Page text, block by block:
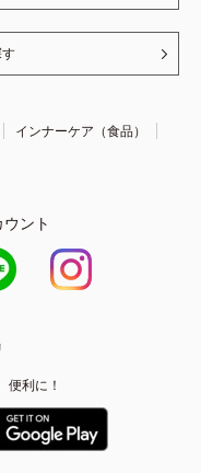
インナーケア（食品）
ント
便利に！